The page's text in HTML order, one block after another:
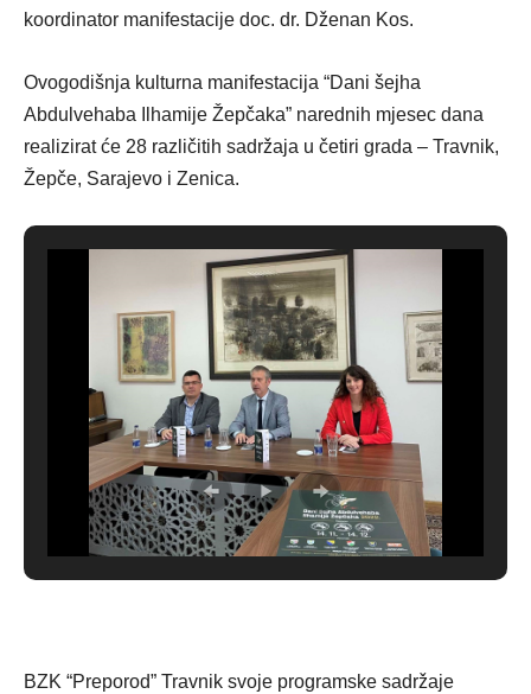
koordinator manifestacije doc. dr. Dženan Kos.
Ovogodišnja kulturna manifestacija “Dani šejha
Abdulvehaba Ilhamije Žepčaka” narednih mjesec dana
realizirat će 28 različitih sadržaja u četiri grada – Travnik,
Žepče, Sarajevo i Zenica.
BZK “Preporod” Travnik svoje programske sadržaje